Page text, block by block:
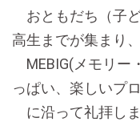
おともだち（子
高生までが集まり
MEBIG(メモリー
っぱい、楽しいプ
に沿って礼拝し